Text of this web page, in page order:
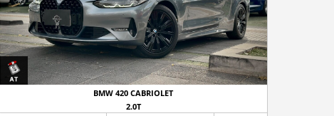
BMW 420 CABRIOLET
2.0T